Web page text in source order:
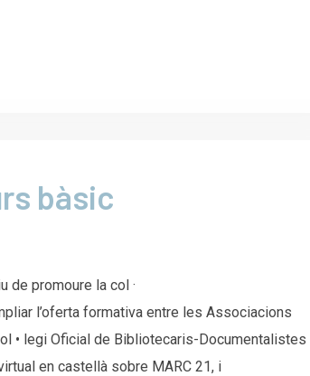
bàsic
de promoure la col ·
l’oferta formativa entre les Associacions
• legi Oficial de Bibliotecaris-Documentalistes
en castellà sobre MARC 21, i